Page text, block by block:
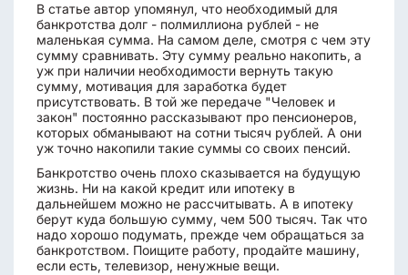
В статье автор упомянул, что необходимый для
банкротства долг - полмиллиона рублей - не
маленькая сумма. На самом деле, смотря с чем эту
сумму сравнивать. Эту сумму реально накопить, а
уж при наличии необходимости вернуть такую
сумму, мотивация для заработка будет
присутствовать. В той же передаче "Человек и
закон" постоянно рассказывают про пенсионеров,
которых обманывают на сотни тысяч рублей. А они
уж точно накопили такие суммы со своих пенсий.
Банкротство очень плохо сказывается на будущую
жизнь. Ни на какой кредит или ипотеку в
дальнейшем можно не рассчитывать. А в ипотеку
берут куда большую сумму, чем 500 тысяч. Так что
надо хорошо подумать, прежде чем обращаться за
банкротством. Поищите работу, продайте машину,
если есть, телевизор, ненужные вещи.